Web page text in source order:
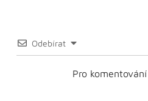
Odebírat
Pro